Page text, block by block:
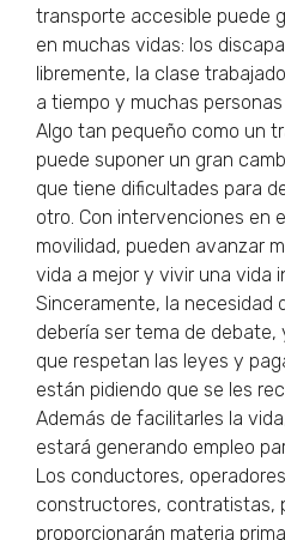
transporte accesible puede
en muchas vidas: los
libremente, la clase
a tiempo y muchas
Algo tan pequeño como un
puede suponer un gran
que tiene dificultades para
otro. Con intervenciones en
movilidad, pueden avanzar
vida a mejor y vivir una vida
Sinceramente, la necesidad
debería ser tema de debate,
que respetan las leyes y
están pidiendo que se les
Además de facilitarles la
estará generando empleo
Los conductores,
constructores, contratistas,
proporcionarán materia